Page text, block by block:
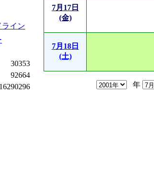
イン
30353
92664
7月17日
(金)
7月18日
(土)
年